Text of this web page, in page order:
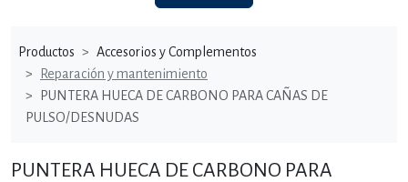
Productos
Accesorios y Complementos
Reparación y mantenimiento
PUNTERA HUECA DE CARBONO PARA CAÑAS DE
PULSO/DESNUDAS
PUNTERA HUECA DE CARBONO PARA